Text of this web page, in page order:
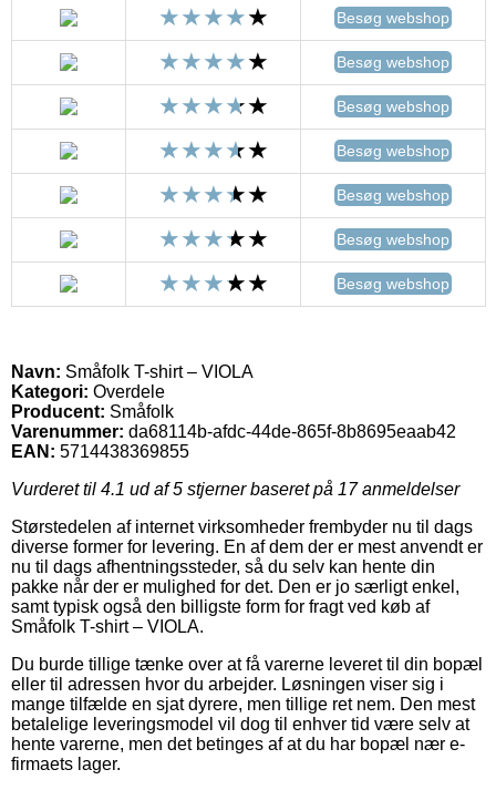
Besøg webshop
Besøg webshop
Besøg webshop
Besøg webshop
Besøg webshop
Besøg webshop
Besøg webshop
Navn: Småfolk T-shirt – VIOLA
Kategori: Overdele
Producent: Småfolk
Varenummer: da68114b-afdc-44de-865f-8b8695eaab42
EAN: 5714438369855
Vurderet til 4.1 ud af 5 stjerner baseret på 17anmeldelser
Størstedelen af internet virksomheder frembyder nu til dags
diverse former for levering. En af dem der er mest anvendt er
nu til dags afhentningssteder, så du selv kan hente din
pakke når der er mulighed for det. Den er jo særligt enkel,
samt typisk også den billigste form for fragt ved køb af
Småfolk T-shirt – VIOLA.
Du burde tillige tænke over at få varerne leveret til din bopæl
eller til adressen hvor du arbejder. Løsningen viser sig i
mange tilfælde en sjat dyrere, men tillige ret nem. Den mest
betalelige leveringsmodel vil dog til enhver tid være selv at
hente varerne, men det betinges af at du har bopæl nær e-
firmaets lager.